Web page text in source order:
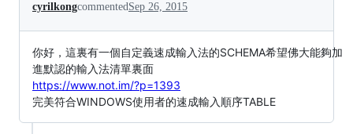
cyrilkongcommentedSep 26, 2015
你好，這裏有一個自定義速成輸入法的SCHEMA希望佛大能夠加
進默認的輸入法清單裏面
https://www.not.im/?p=1393
完美符合WINDOWS使用者的速成輸入順序TABLE